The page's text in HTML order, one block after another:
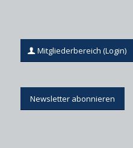
Mitgliederbereich (Login)
Newsletter abonnieren